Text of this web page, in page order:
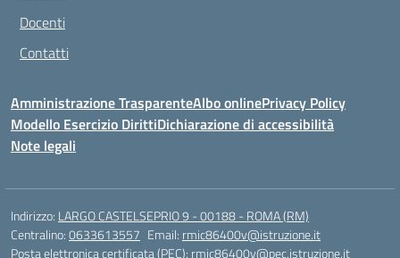
Docenti
Contatti
Amministrazione TrasparenteAlbo onlinePrivacy Policy
Modello Esercizio DirittiDichiarazione di accessibilità
Note legali
Indirizzo: LARGO CASTELSEPRIO 9 - 00188 - ROMA (RM)
Centralino:0633613557 Email: rmic86400v@istruzione.it
Posta elettronica certificata (PEC): rmic86400v@pec.istruzione.it